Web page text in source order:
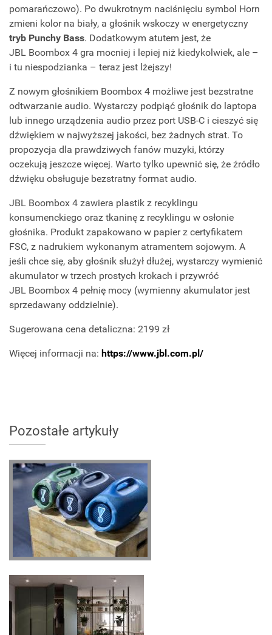
pomarańczowo). Po dwukrotnym naciśnięciu symbol Horn
zmieni kolor na biały, a głośnik wskoczy w energetyczny
tryb Punchy Bass. Dodatkowym atutem jest, że
JBL Boombox 4 gra mocniej i lepiej niż kiedykolwiek, ale –
i tu niespodzianka – teraz jest lżejszy!
Z nowym głośnikiem Boombox 4 możliwe jest bezstratne
odtwarzanie audio. Wystarczy podpiąć głośnik do laptopa
lub innego urządzenia audio przez port USB-C i cieszyć się
dźwiękiem w najwyższej jakości, bez żadnych strat. To
propozycja dla prawdziwych fanów muzyki, którzy
oczekują jeszcze więcej. Warto tylko upewnić się, że źródło
dźwięku obsługuje bezstratny format audio.
JBL Boombox 4 zawiera plastik z recyklingu
konsumenckiego oraz tkaninę z recyklingu w osłonie
głośnika. Produkt zapakowano w papier z certyfikatem
FSC, z nadrukiem wykonanym atramentem sojowym. A
jeśli chce się, aby głośnik służył dłużej, wystarczy wymienić
akumulator w trzech prostych krokach i przywróć
JBL Boombox 4 pełnię mocy (wymienny akumulator jest
sprzedawany oddzielnie).
Sugerowana cena detaliczna: 2199 zł
Więcej informacji na: https://www.jbl.com.pl/
Pozostałe artykuły